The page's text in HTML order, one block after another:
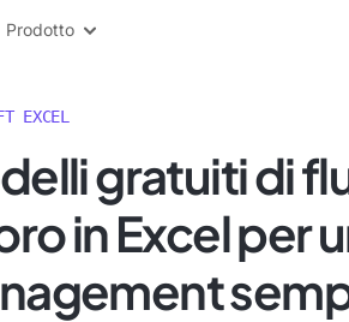
Prodotto
EXCEL
gratuiti di
in Excel per